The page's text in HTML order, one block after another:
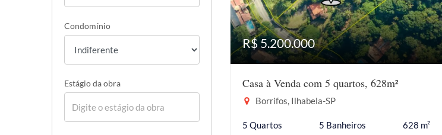
Condomínio
Estágio da obra
R$ 5.200.000
Casa à Venda com 5 quartos, 628m²
Borrifos, Ilhabela-SP
5 Quartos 5 Banheiros 628 m²